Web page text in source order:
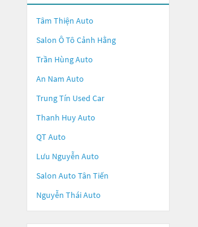
Tâm Thiện Auto
Salon Ô Tô Cảnh Hằng
Trần Hùng Auto
An Nam Auto
Trung Tín Used Car
Thanh Huy Auto
QT Auto
Lưu Nguyễn Auto
Salon Auto Tân Tiến
Nguyễn Thái Auto